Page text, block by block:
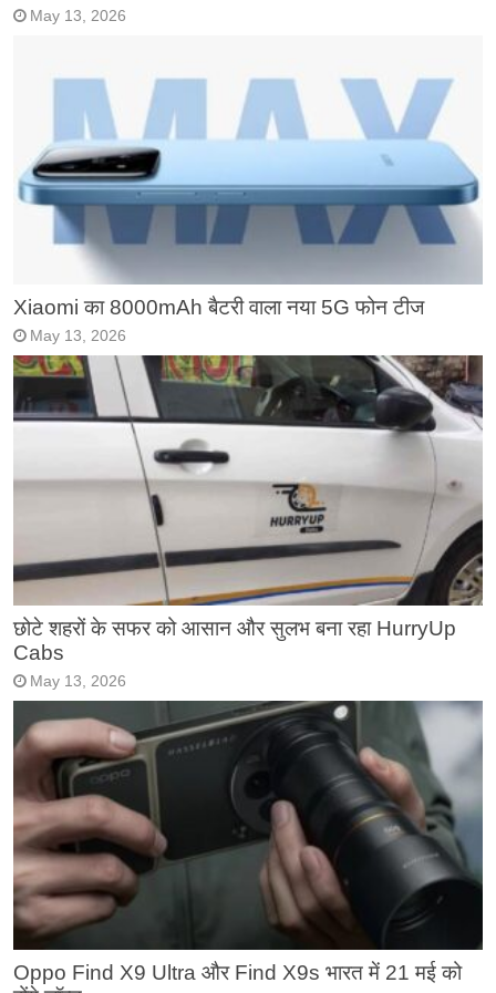
May 13, 2026
Xiaomi का 8000mAh बैटरी वाला नया 5G फोन टीज
May 13, 2026
छोटे शहरों के सफर को आसान और सुलभ बना रहा HurryUp
Cabs
May 13, 2026
Oppo Find X9 Ultra और Find X9s भारत में 21 मई को